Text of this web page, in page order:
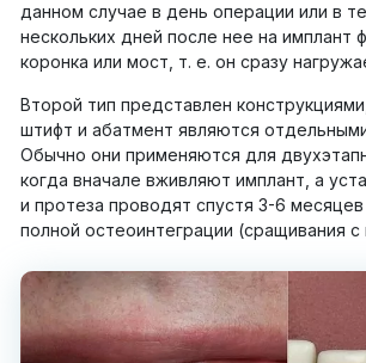
данном случае в день операции или в
нескольких дней после нее на имплант
коронка или мост, т. е. он сразу
Второй тип представлен
штифт и абатмент являются
Обычно они применяются для
когда вначале вживляют имплант, а
и протеза проводят спустя 3-6
полной остеоинтеграции (сращивания с